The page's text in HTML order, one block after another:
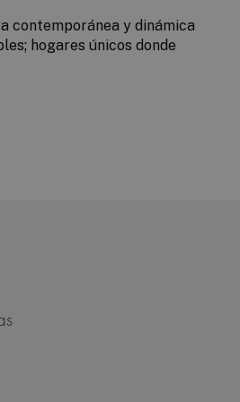
contemporánea y dinámica
hogares únicos donde